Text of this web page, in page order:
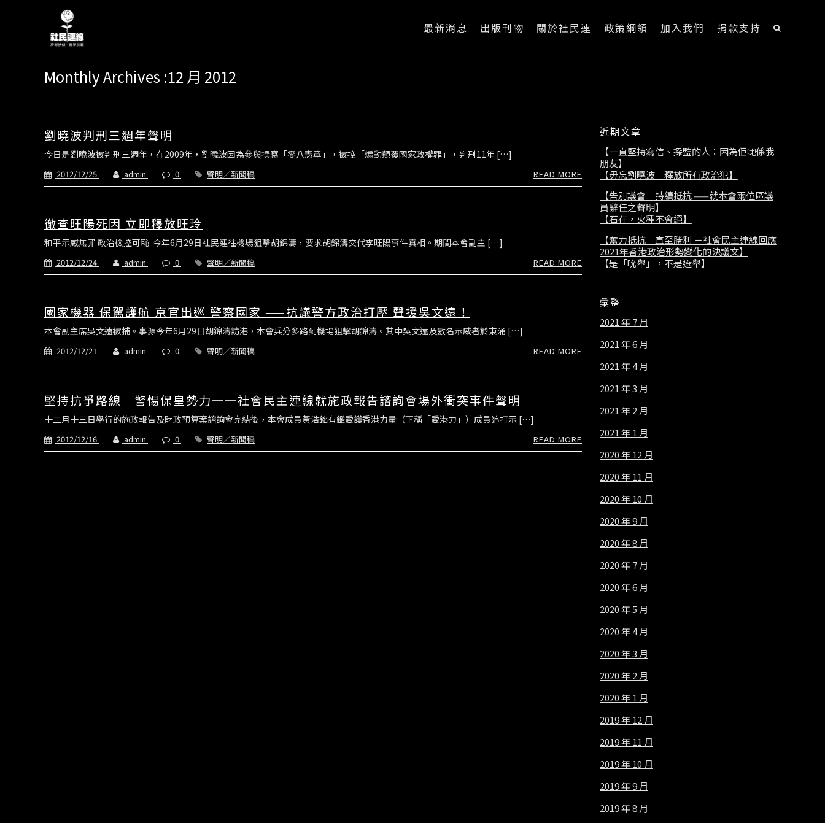
最新消息 出版刊物 關於社民連 政策綱領 加入我們 捐款支持
Monthly Archives :12 月 2012
劉曉波判刑三週年聲明
今日是劉曉波被判刑三週年，在2009年，劉曉波因為參與撰寫「零八憲章」，被控「煽動顛覆國家政權罪」，判刑11年 […]
2012/12/25 admin 0 聲明／新聞稿 READ MORE
徹查旺陽死因 立即釋放旺玲
和平示威無罪 政治檢控可恥 今年6月29日社民連往機場狙擊胡錦濤，要求胡錦濤交代李旺陽事件真相。期間本會副主 […]
2012/12/24 admin 0 聲明／新聞稿 READ MORE
國家機器 保駕護航 京官出巡 警察國家 ——抗議警方政治打壓 聲援吳文遠！
本會副主席吳文遠被捕。事源今年6月29日胡錦濤訪港，本會兵分多路到機場狙擊胡錦濤。其中吳文遠及數名示威者於東涌 […]
2012/12/21 admin 0 聲明／新聞稿 READ MORE
堅持抗爭路線 警惕保皇勢力──社會民主連線就施政報告諮詢會場外衝突事件聲明
十二月十三日舉行的施政報告及財政預算案諮詢會完結後，本會成員黃浩銘有鑑愛護香港力量（下稱「愛港力」）成員追打示 […]
2012/12/16 admin 0 聲明／新聞稿 READ MORE
近期文章
【一直堅持寫信、探監的人：因為佢哋係我
朋友】
【毋忘劉曉波 釋放所有政治犯】
【告別議會 持續抵抗 ——就本會兩位區議
員辭任之聲明】
【石在，火種不會絕】
【奮力抵抗 直至勝利 －社會民主連線回應
2021年香港政治形勢變化的決議文】
【是「吮舉」，不是選舉】
彙整
2021 年 7 月
2021 年 6 月
2021 年 4 月
2021 年 3 月
2021 年 2 月
2021 年 1 月
2020 年 12 月
2020 年 11 月
2020 年 10 月
2020 年 9 月
2020 年 8 月
2020 年 7 月
2020 年 6 月
2020 年 5 月
2020 年 4 月
2020 年 3 月
2020 年 2 月
2020 年 1 月
2019 年 12 月
2019 年 11 月
2019 年 10 月
2019 年 9 月
2019 年 8 月